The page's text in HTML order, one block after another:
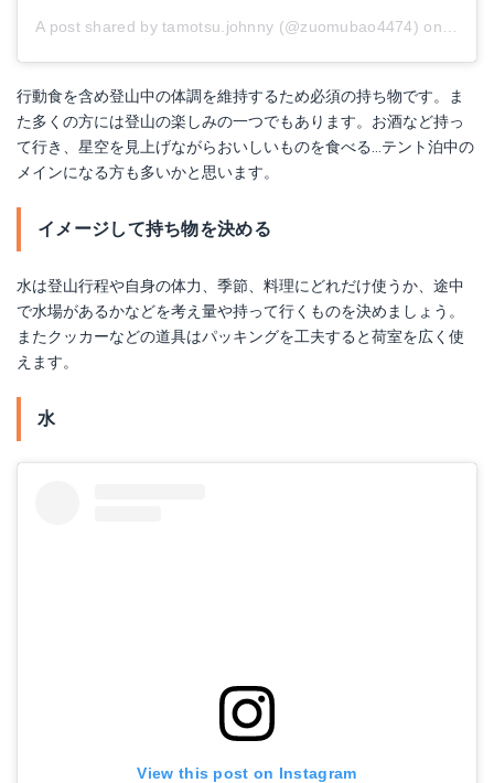
A post shared by tamotsu.johnny (@zuomubao4474) on
行動食を含め登山中の体調を維持するため必須の持ち物です。ま
た多くの方には登山の楽しみの一つでもあります。お酒など持っ
て行き、星空を見上げながらおいしいものを食べる…テント泊中の
メインになる方も多いかと思います。
イメージして持ち物を決める
水は登山行程や自身の体力、季節、料理にどれだけ使うか、途中
で水場があるかなどを考え量や持って行くものを決めましょう。
またクッカーなどの道具はパッキングを工夫すると荷室を広く使
えます。
水
View this post on Instagram